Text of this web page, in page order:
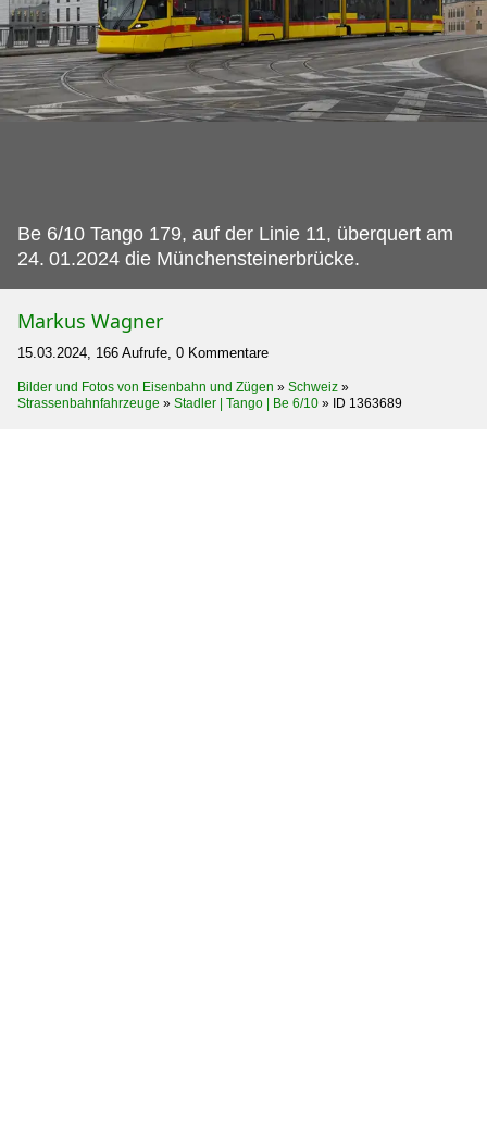
Be 6/10 Tango 179, auf der Linie 11, überquert am
24. 01.2024 die Münchensteinerbrücke.
Markus Wagner
15.03.2024, 166 Aufrufe, 0 Kommentare
Bilder und Fotos von Eisenbahn und Zügen » Schweiz »
Strassenbahnfahrzeuge » Stadler | Tango | Be 6/10 » ID 1363689